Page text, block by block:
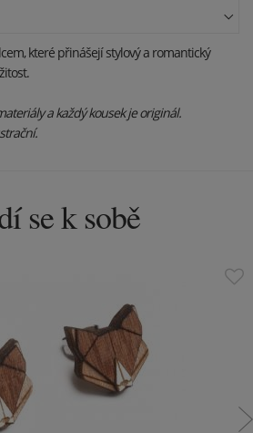
které přinášejí stylový a romantický
a každý kousek je originál.
se k sobě